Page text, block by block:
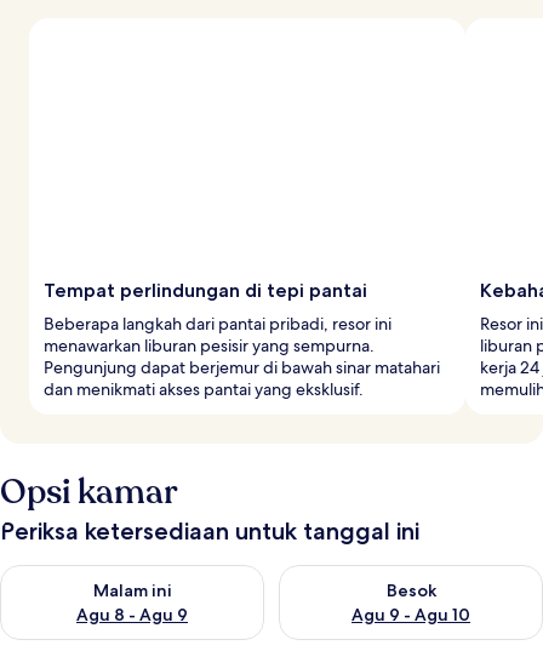
Tempat perlindungan di tepi pantai
Beberapa langkah dari pantai pribadi, resor ini
menawarkan liburan pesisir yang sempurna.
Pengunjung dapat berjemur di bawah sinar matahari
dan menikmati akses pantai yang eksklusif.
Resor
liburan
kerja
Opsi kamar
Periksa ketersediaan untuk tanggal ini
Malam ini
Agu 8 - Agu 9
Periksa ketersediaan untuk malam ini Agu 8 - Agu 9
Besok
Agu 9 - Agu 10
Periksa ketersediaan untuk